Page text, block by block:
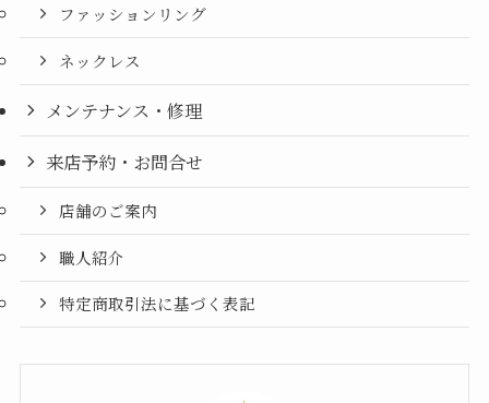
ファッションリング
ネックレス
メンテナンス・修理
来店予約・お問合せ
店舗のご案内
職人紹介
特定商取引法に基づく表記